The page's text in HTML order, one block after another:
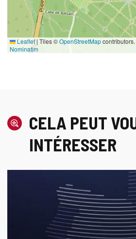
Leaflet| Tiles ©OpenStreetMap
Nominatim
CELA PEUT
INTÉRESSER